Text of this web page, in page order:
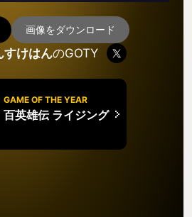
画像をダウンロード
すけはんのGOTY
GAME OF THE YEAR
百英雄伝 ライジング